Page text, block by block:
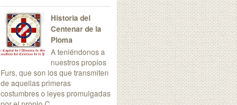
Historia del
Centenar de la
Ploma
A teniéndonos a
nuestros propios
Furs, que son los que transmiten
de aquellas primeras
costumbres o leyes promulgadas